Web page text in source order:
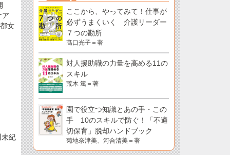
ア
女
紀
ここから、やってみて！仕事が
必ずうまくいく 介護リーダー
７つの勘所
髙口光子＝著
対人援助職の力量を高める11の
スキル
荒木 篤＝著
園で役立つ知識とあの手・この
手 10のスキルで防ぐ！「不適
切保育」脱却ハンドブック
菊地奈津美、河合清美＝著